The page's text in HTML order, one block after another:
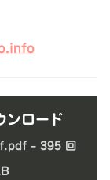
ロード
– 395 回